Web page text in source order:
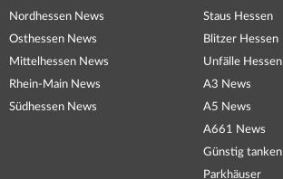
Nordhessen News
Osthessen News
Mittelhessen News
Rhein-Main News
Südhessen News
Staus Hessen
Blitzer Hessen
Unfälle Hessen
A3 News
A5 News
A661 News
Günstig tanken
Parkhäuser